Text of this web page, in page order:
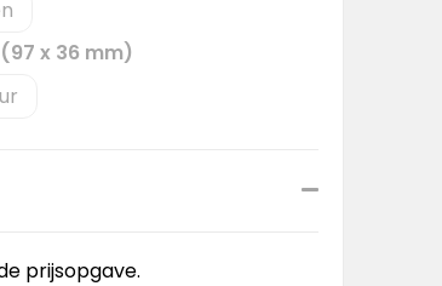
x 36 mm)
prijsopgave.